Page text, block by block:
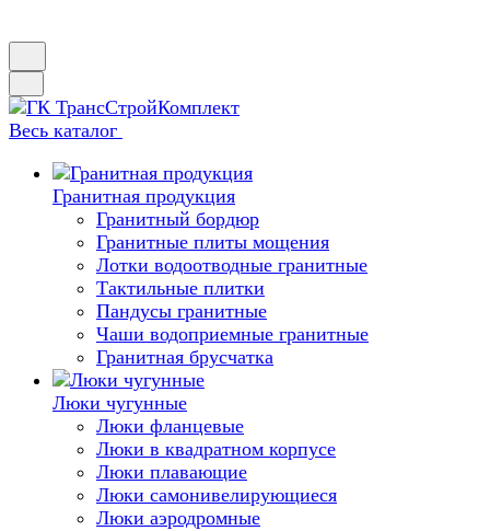
Весь каталог
Гранитная продукция
Гранитный бордюр
Гранитные плиты мощения
Лотки водоотводные гранитные
Тактильные плитки
Пандусы гранитные
Чаши водоприемные гранитные
Гранитная брусчатка
Люки чугунные
Люки фланцевые
Люки в квадратном корпусе
Люки плавающие
Люки самонивелирующиеся
Люки аэродромные